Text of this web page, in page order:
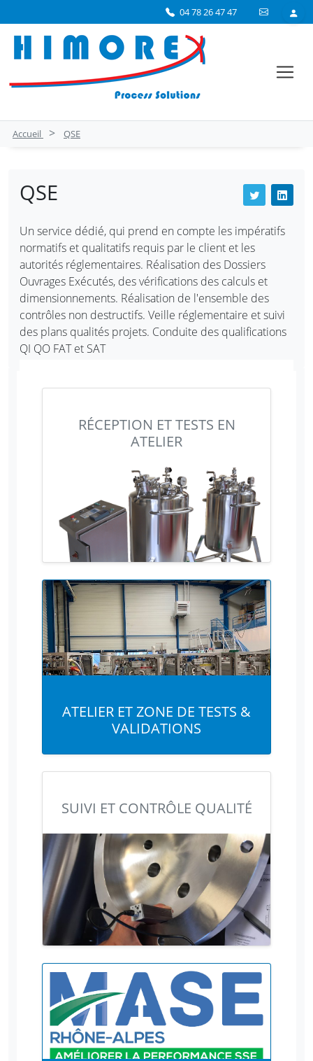
04 78 26 47 47
Accueil > QSE
QSE
Un service dédié, qui prend en compte les impératifs
normatifs et qualitatifs requis par le client et les
autorités réglementaires. Réalisation des Dossiers
Ouvrages Exécutés, des vérifications des calculs et
dimensionnements. Réalisation de l'ensemble des
contrôles non destructifs. Veille réglementaire et suivi
des plans qualités projets. Conduite des qualifications
QI QO FAT et SAT
RÉCEPTION ET TESTS EN
ATELIER
ATELIER ET ZONE DE TESTS &
VALIDATIONS
SUIVI ET CONTRÔLE QUALITÉ